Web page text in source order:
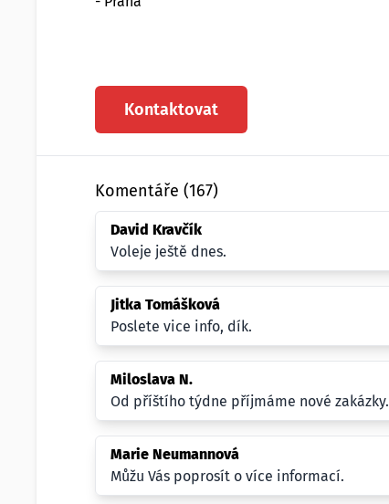
Kontaktovat
Komentáře (167)
David Kravčík
Voleje ještě dnes.
Jitka Tomášková
Poslete vice info, dík.
Miloslava N.
Od příštího týdne příjmáme nové zakázky.
Marie Neumannová
Můžu Vás poprosít o více informací.